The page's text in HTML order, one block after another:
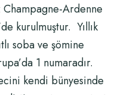
Champagne-Ardenne
kurulmuştur. Yıllık
soba ve şömine
1 numaradır.
kendi bünyesinde